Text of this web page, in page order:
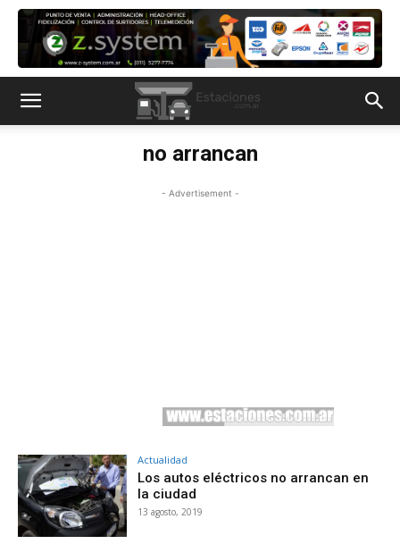
no arrancan
- Advertisement -
Actualidad
Los autos eléctricos no arrancan en
la ciudad
13 agosto, 2019